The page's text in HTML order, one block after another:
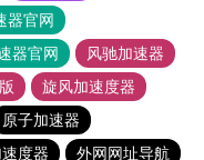
器官网
器官网
风驰加速器
旋风加速度器
原子加速器
度器 外网网址导航